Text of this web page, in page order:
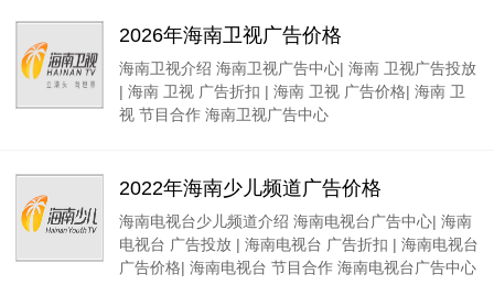
2026年海南卫视广告价格
海南卫视介绍 海南卫视广告中心| 海南 卫视广告投放
| 海南 卫视 广告折扣 | 海南 卫视 广告价格| 海南 卫
视 节目合作 海南卫视广告中心
2022年海南少儿频道广告价格
海南电视台少儿频道介绍 海南电视台广告中心| 海南
电视台 广告投放 | 海南电视台 广告折扣 | 海南电视台
广告价格| 海南电视台 节目合作 海南电视台广告中心